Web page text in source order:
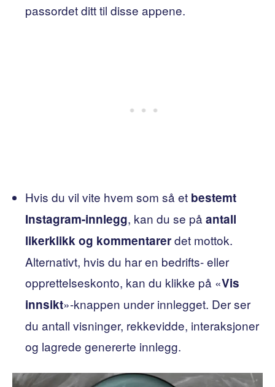
passordet ditt til disse appene.
Hvis du vil vite hvem som så et bestemt
Instagram-innlegg, kan du se på antall
likerklikk og kommentarerdet mottok.
Alternativt, hvis du har en bedrifts- eller
opprettelseskonto, kan du klikke på «Vis
innsikt»-knappen under innlegget. Der ser
du antall visninger, rekkevidde, interaksjoner
og lagrede genererte innlegg.